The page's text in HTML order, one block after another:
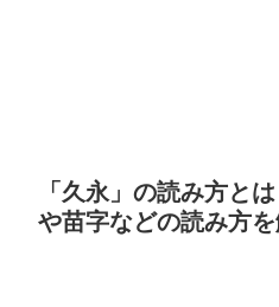
「久永」の読み方と
や苗字などの読み方